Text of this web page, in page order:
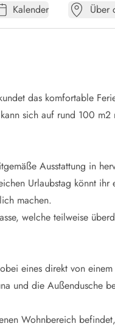
Kalender Über
das komfortable
kann sich auf rund 100
Ausstattung in
Urlaubstag könnt ihr
machen.
welche teilweise
eines direkt von
und die Außendusche
Wohnbereich